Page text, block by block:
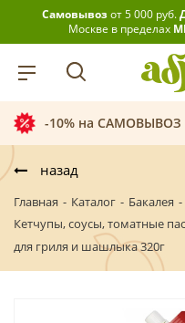
Самовывозот 5 000 руб.
Москве в пределах
назад
Главная - Каталог - Бакалея -
Кетчупы, соусы, томатные
для гриля и шашлыка 320г